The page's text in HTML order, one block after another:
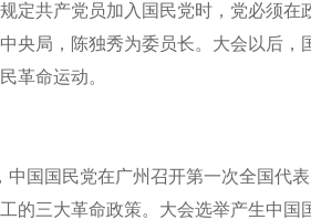
定共产党员加入国民党时，党必须
央局，陈独秀为委员长。大会以后
革命运动。
国民党在广州召开第一次全国代表
的三大革命政策。大会选举产生中